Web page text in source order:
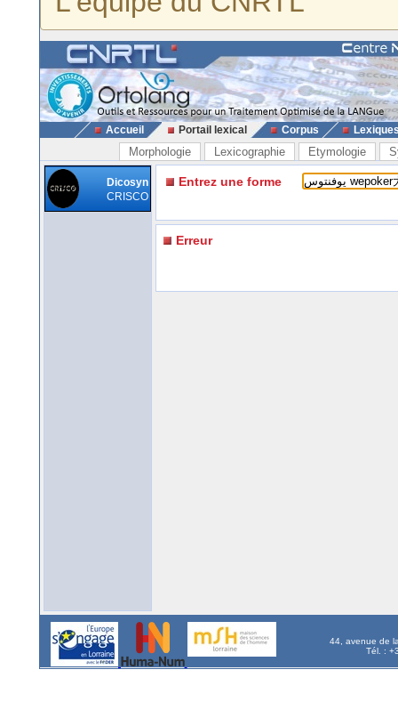
Accueil Portail lexical Corpus
Morphologie Lexicographie Etymologie
Dicosyn
CRISCO
Entrez une forme
Erreur
44, avenue de
Tél. :